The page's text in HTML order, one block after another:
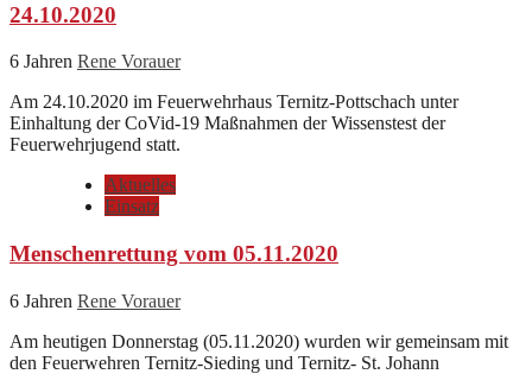
24.10.2020
6 Jahren Rene Vorauer
Am 24.10.2020 im Feuerwehrhaus Ternitz-Pottschach unter
Einhaltung der CoVid-19 Maßnahmen der Wissenstest der
Feuerwehrjugend statt.
Aktuelles
Einsatz
Menschenrettung vom 05.11.2020
6 Jahren Rene Vorauer
Am heutigen Donnerstag (05.11.2020) wurden wir gemeinsam mit
den Feuerwehren Ternitz-Sieding und Ternitz- St. Johann